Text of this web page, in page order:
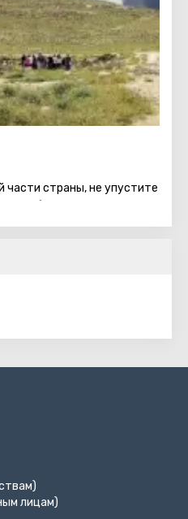
части страны, не упустите
Гильбоа. Этот горный
самых живописных в этом
Он фактически
Если повезет подняться
вид
лицам)